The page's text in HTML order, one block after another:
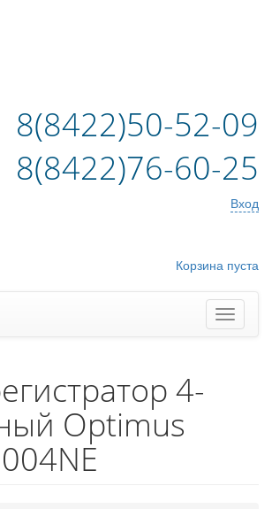
8(8422)50-52-09
8(8422)76-60-25
Вход
Корзина пуста
4-
Optimus